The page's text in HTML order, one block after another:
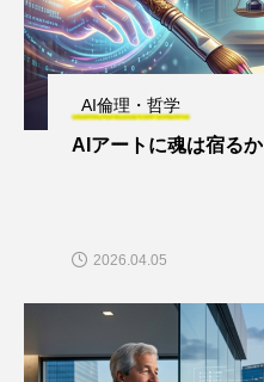
AI倫理・哲学
AIアートに魂は宿るか
2026.04.05